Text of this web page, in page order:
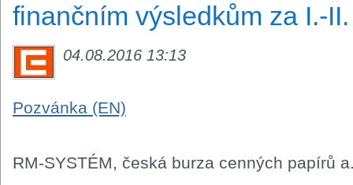
finančním výsledkům za I.-
04.08.2016 13:13
Pozvánka (EN)
RM-SYSTÉM, česká burza cenných papírů